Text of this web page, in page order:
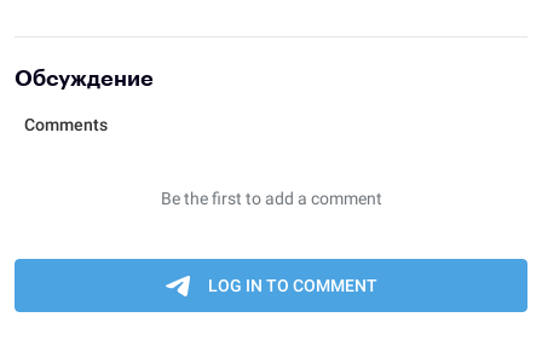
Обсуждение